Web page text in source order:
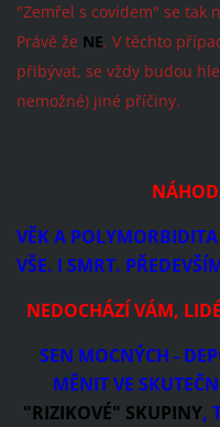
"Zemřel s covidem" se tak
Právě že NE. V těchto
přibývat, se vždy budou
nemožné) jiné příčiny.
VĚK A
VŠE. I SMRT.
NEDOCHÁZÍ VÁM,
SEN MOCNÝCH -
MĚNIT VE
"RIZIKOVÉ" SKUPINY,